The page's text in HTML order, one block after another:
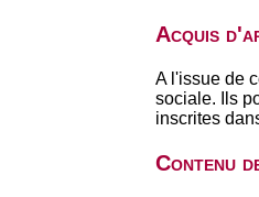
Acquis
A l'issue de
sociale. Ils
inscrites
Contenu